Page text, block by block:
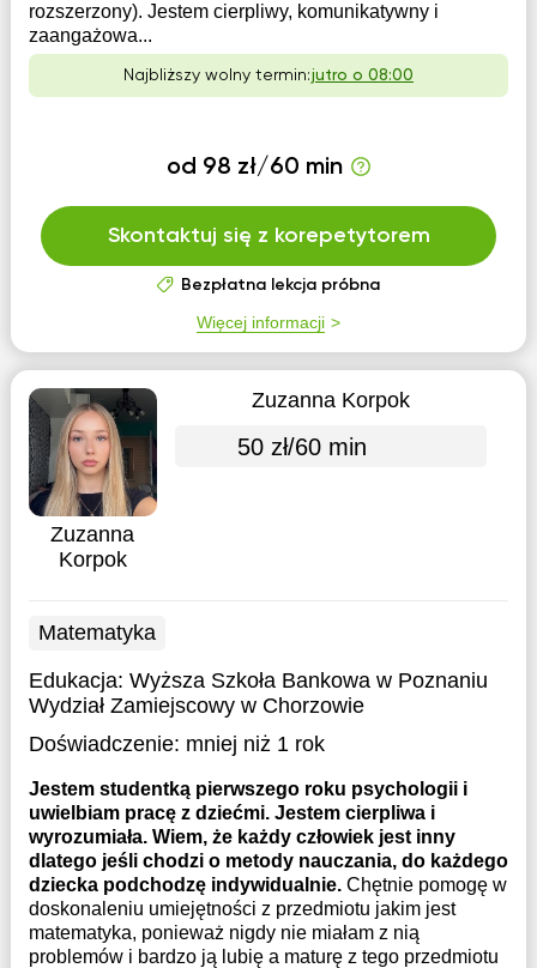
rozszerzony). Jestem cierpliwy, komunikatywny i
zaangażowa...
Najbliższy wolny termin:jutro o 08:00
od 98 zł/60 min
Skontaktuj się z korepetytorem
Bezpłatna lekcja próbna
Więcej informacji
Zuzanna
Korpok
Zuzanna Korpok
50 zł/60 min
Matematyka
Edukacja: Wyższa Szkoła Bankowa w Poznaniu
Wydział Zamiejscowy w Chorzowie
Doświadczenie: mniej niż 1 rok
Jestem studentką pierwszego roku psychologii i
uwielbiam pracę z dziećmi. Jestem cierpliwa i
wyrozumiała. Wiem, że każdy człowiek jest inny
dlatego jeśli chodzi o metody nauczania, do każdego
dziecka podchodzę indywidualnie. Chętnie pomogę w
doskonaleniu umiejętności z przedmiotu jakim jest
matematyka, ponieważ nigdy nie miałam z nią
problemów i bardzo ją lubię a maturę z tego przedmiotu